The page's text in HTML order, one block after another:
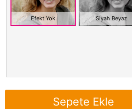
Efekt Yok Siyah Beyaz
Sepete Ekle